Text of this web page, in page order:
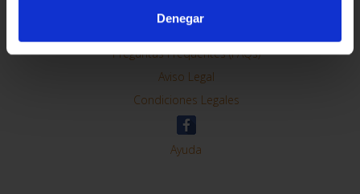
Denegar
General Information
Contacto
Preguntas Frequentes (FAQs)
Aviso Legal
Condiciones Legales
Ayuda